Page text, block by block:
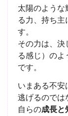
太陽のような
る力、持ち主
す。
その力は、決
る感じ）のよ
です。
いまある不安
逃げるのでは
自らの成長と